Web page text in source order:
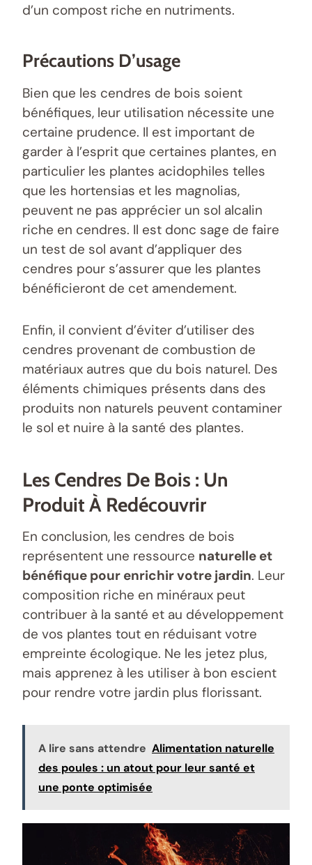
d’un compost riche en nutriments.
Précautions D’usage
Bien que les cendres de bois soient
bénéfiques, leur utilisation nécessite une
certaine prudence. Il est important de
garder à l’esprit que certaines plantes, en
particulier les plantes acidophiles telles
que les hortensias et les magnolias,
peuvent ne pas apprécier un sol alcalin
riche en cendres. Il est donc sage de faire
un test de sol avant d’appliquer des
cendres pour s’assurer que les plantes
bénéficieront de cet amendement.
Enfin, il convient d’éviter d’utiliser des
cendres provenant de combustion de
matériaux autres que du bois naturel. Des
éléments chimiques présents dans des
produits non naturels peuvent contaminer
le sol et nuire à la santé des plantes.
Les Cendres De Bois : Un
Produit À Redécouvrir
En conclusion, les cendres de bois
représentent une ressource naturelle et
bénéfique pour enrichir votre jardin. Leur
composition riche en minéraux peut
contribuer à la santé et au développement
de vos plantes tout en réduisant votre
empreinte écologique. Ne les jetez plus,
mais apprenez à les utiliser à bon escient
pour rendre votre jardin plus florissant.
A lire sans attendre Alimentation naturelle
des poules : un atout pour leur santé et
une ponte optimisée